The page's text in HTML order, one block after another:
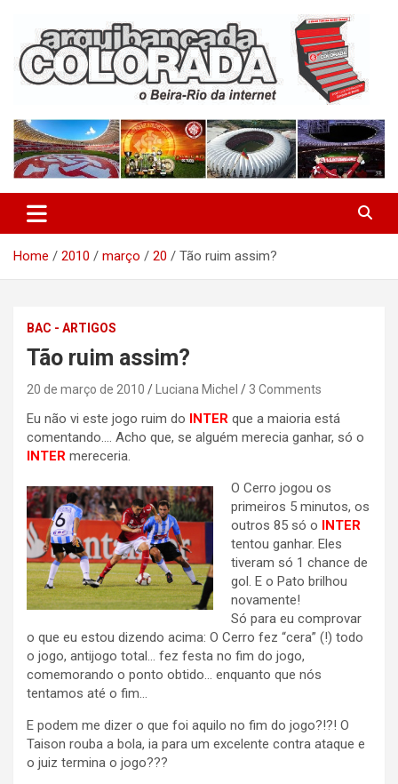
content
Arquibancada Colorada
Home 2010 março 20 Tão ruim assim?
BAC - ARTIGOS
Tão ruim assim?
20 de março de 2010 Luciana Michel 3 Comments
Eu não vi este jogo ruim do INTER que a maioria está
comentando…. Acho que, se alguém merecia ganhar, só o
INTER mereceria.
O Cerro jogou os
primeiros 5 minutos, os
outros 85 só o INTER
tentou ganhar. Eles
tiveram só 1 chance de
gol. E o Pato brilhou
novamente!
Só para eu comprovar
o que eu estou dizendo acima: O Cerro fez “cera” (!) todo
o jogo, antijogo total… fez festa no fim do jogo,
comemorando o ponto obtido… enquanto que nós
tentamos até o fim…
E podem me dizer o que foi aquilo no fim do jogo?!?! O
Taison rouba a bola, ia para um excelente contra ataque e
o juiz termina o jogo???